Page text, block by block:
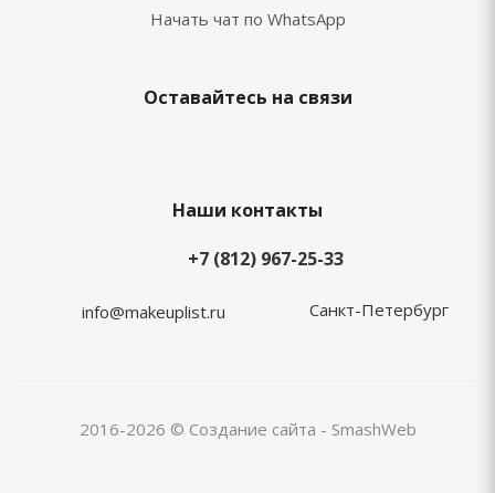
Начать чат по WhatsApp
Оставайтесь на связи
Наши контакты
+7 (812) 967-25-33
info@makeuplist.ru Санкт-Петербург
2016-2026 © Создание сайта - SmashWeb